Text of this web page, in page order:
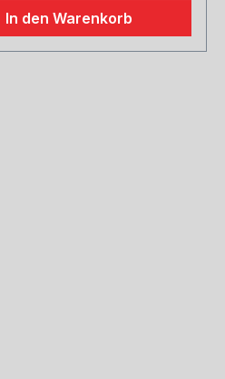
In den Warenkorb